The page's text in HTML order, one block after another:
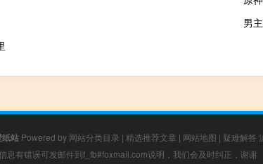
男
站 Powered by 网站分类目录 | 精选推荐文章 | 网站地图 | 疑难解答
息有错误可发邮件到f_fb#foxmail.com说明，我们会及时纠正，谢谢